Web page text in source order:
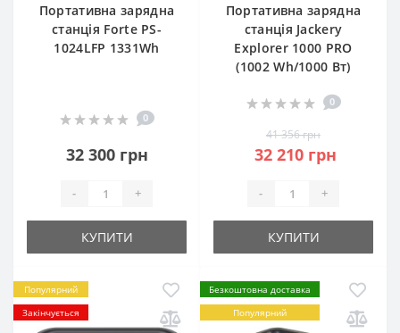
Портативна зарядна
станція Forte PS-
1024LFP 1331Wh
0
32 300 грн
- +
КУПИТИ
Портативна зарядна
станція Jackery
Explorer 1000 PRO
(1002 Wh/1000 Вт)
0
41 356 грн
32 210 грн
- +
КУПИТИ
Популярний
Закінчується
Безкоштовна доставка
Популярний